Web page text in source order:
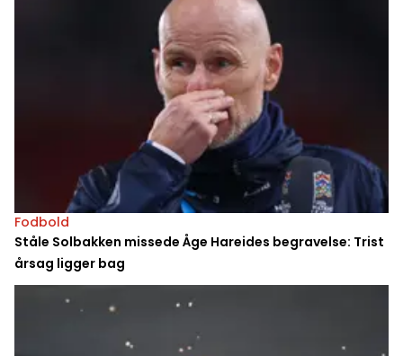
Fodbold
Ståle Solbakken missede Åge Hareides begravelse: Trist
årsag ligger bag